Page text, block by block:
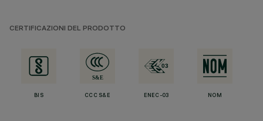
CERTIFICAZIONI DEL PRODOTTO
BIS CCC S&E ENEC-03 NOM